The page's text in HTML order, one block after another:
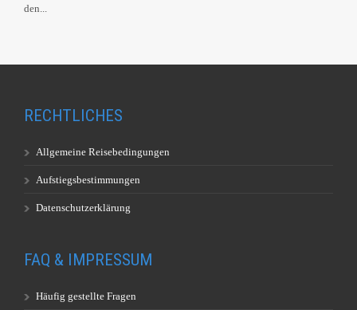
den...
RECHTLICHES
Allgemeine Reisebedingungen
Aufstiegsbestimmungen
Datenschutzerklärung
FAQ & IMPRESSUM
Häufig gestellte Fragen